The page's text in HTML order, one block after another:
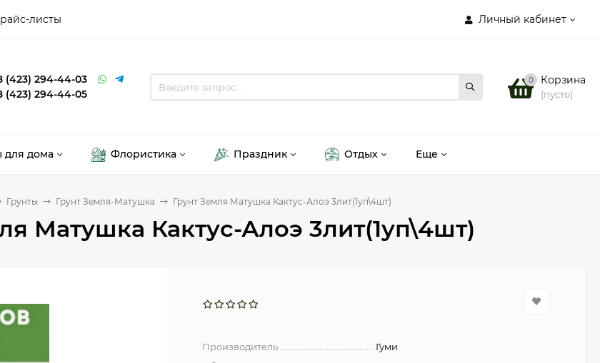
Личный кабинет
листы
(423) 294-44-03
(423) 294-44-05
0 Корзина
(пусто)
для дома Флористика Праздник Отдых Еще
Грунты Грунт Земля-Матушка Грунт Земля Матушка Кактус-Алоэ 3лит(1уп\4шт)
Матушка Кактус-Алоэ 3лит(1уп\4шт)
Производитель
Гуми